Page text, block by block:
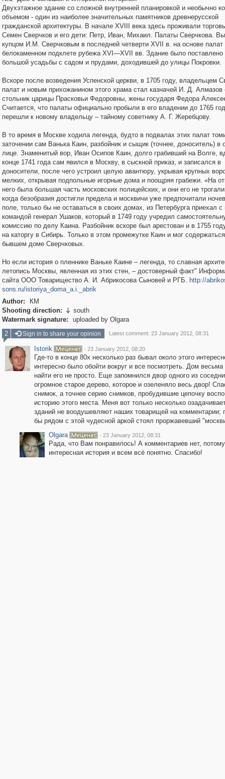
Двухэтажное здание со сложной внутренней планировкой и необычно
объемом - один из наиболее значительных памятников древнерусской
гражданской архитектуры. В начале XVIII века здесь проживали
Семен Сверчков и его дети: Петр, Иван, Михаил. Палаты Сверчкова.
купцом И.М. Сверчковым в последней четверти XVII в. на основе палат
белокаменном подклете рубежа XVI—XVII вв. Здание было поставлено
большой усадьбы с садом и прудами, доходившей до улицы Покровки.
Вскоре после возведения Успенской церкви, в 1705 году, владельцем
палат и новым прихожанином этого храма стал казначей И. Д. Алмазов
стольник царицы Прасковьи Федоровны, жены государя Федора
Считается, что палаты официально пробыли в его владении до 1765
перешли к новому владельцу – тайному советнику А. Г. Жеребцову.
В то время в Москве ходила легенда, будто в подвалах этих палат
заточении сам Ванька Каин, разбойник и сыщик (точнее, доноситель) в
лице. Знаменитый вор, Иван Осипов Каин, долго грабивший на Волге,
конце 1741 года сам явился в Москву, в сыскной приказ, и записался в
доносители, после чего устроил целую авантюру, укрывая крупных
мелких, открывая подпольные игорные дома и поощряя грабежи. «На
него была большая часть московских полицейских, и они его не
когда безобразия достигли предела и москвичи уже предпочитали
поле, только бы не оставаться в своих домах, из Петербурга приехал с
командой генерал Ушаков, который в 1749 году учредил
комиссию по делу Каина. Разбойник вскоре был арестован и в 1755
на каторгу в Сибирь. Только в этом промежутке Каин и мог
бывшем доме Сверчковых.
Но если история о пленнике Ваньке Каине – легенда, то славная
летопись Москвы, явленная из этих стен, – достоверный факт"
сайта ООО Товарищество А. И. Абрикосова Сыновей и РГБ. http://
sons.ru/istoriya_doma_a.i._abrik
Author:
КМ
Shooting direction:  south
Watermark signature:
uploaded by Olgara
2
Sign in to share your opinion Latest comment: 23 January 2012, 08:31
Istorik · 23 January 2012, 08:20
Где-то в конце 80х несколько раз бывал около этого
интересно было обойти вокруг и все посмотреть. Дом
найти его не просто. Еще запомнился двор одного из
огромное старое дерево, которое и озеленяло весь двор!
снимок, а точнее серию снимков, пробудившие цепочку
историю этого места. Меня вот только несколько
зданий не воодушевляют наших товарищей на
бы рядом с этой чудесной аркой стоял проржавевший
Olgara
· 23 January 2012, 08:31
Рада, что Вам понравилось! А комментариев нет,
интересная история и всем всё понятно. Спасибо!